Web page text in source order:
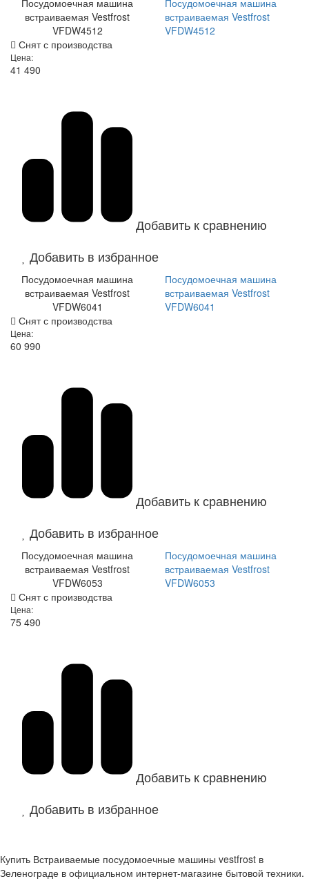
Посудомоечная машина
встраиваемая Vestfrost
VFDW4512
Посудомоечная машина
встраиваемая Vestfrost
VFDW4512
Снят с производства
Цена:
41 490
Добавить к сравнению
Добавить в избранное
Посудомоечная машина
встраиваемая Vestfrost
VFDW6041
Посудомоечная машина
встраиваемая Vestfrost
VFDW6041
Снят с производства
Цена:
60 990
Добавить к сравнению
Добавить в избранное
Посудомоечная машина
встраиваемая Vestfrost
VFDW6053
Посудомоечная машина
встраиваемая Vestfrost
VFDW6053
Снят с производства
Цена:
75 490
Добавить к сравнению
Добавить в избранное
Купить Встраиваемые посудомоечные машины vestfrost в
Зеленограде в официальном интернет-магазине бытовой техники.